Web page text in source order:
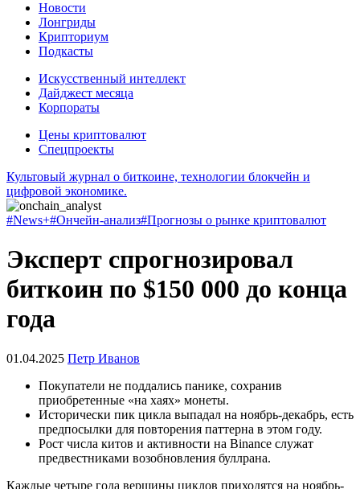
Новости
Лонгриды
Крипториум
Подкасты
Искусственный интеллект
Дайджест месяца
Корпораты
Цены криптовалют
Спецпроекты
Культовый журнал о биткоине, технологии блокчейн и
цифровой экономике.
#News+#Ончейн-анализ#Прогнозы о рынке криптовалют
Эксперт спрогнозировал
биткоин по $150 000 до конца
года
01.04.2025 Петр Иванов
Покупатели не поддались панике, сохранив
приобретенные «на хаях» монеты.
Исторически пик цикла выпадал на ноябрь-декабрь, есть
предпосылки для повторения паттерна в этом году.
Рост числа китов и активности на Binance служат
предвестниками возобновления буллрана.
Каждые четыре года вершины циклов приходятся на ноябрь-